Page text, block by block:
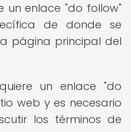
un enlace "do follow"
de donde se
página principal del
un enlace "do
web y es necesario
los términos de